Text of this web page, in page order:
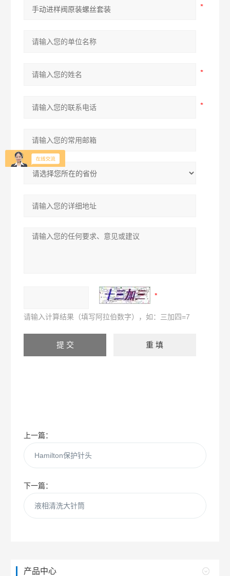
请输入计算结果（填写阿拉伯数字），如：三加四=7
上一篇：
Hamilton保护针头
下一篇：
液相清洗大针筒
产品中心